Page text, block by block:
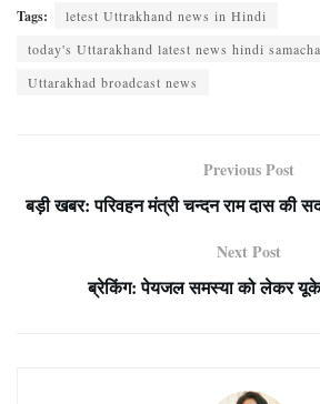
Tags:
letest Uttrakhand news in Hindi
today's Uttarakhand latest news hindi
Uttarakhad broadcast news
Previous Post
बड़ी खबर: परिवहन मंत्री चन्दन राम दास की
Next Post
ब्रेकिंग: पेयजल समस्या को लेकर